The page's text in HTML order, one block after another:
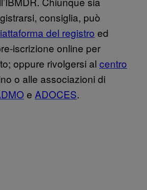
consiglia, può
del registro ed
iscrizione online per
oppure rivolgersi al centro
o alle associazioni di
e ADOCES.